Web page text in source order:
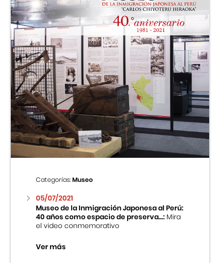
Categorías:Museo
05/07/2021
Museo de la Inmigración Japonesa al Perú:
40 años como espacio de preserva...:Mira
el video conmemorativo
Ver más